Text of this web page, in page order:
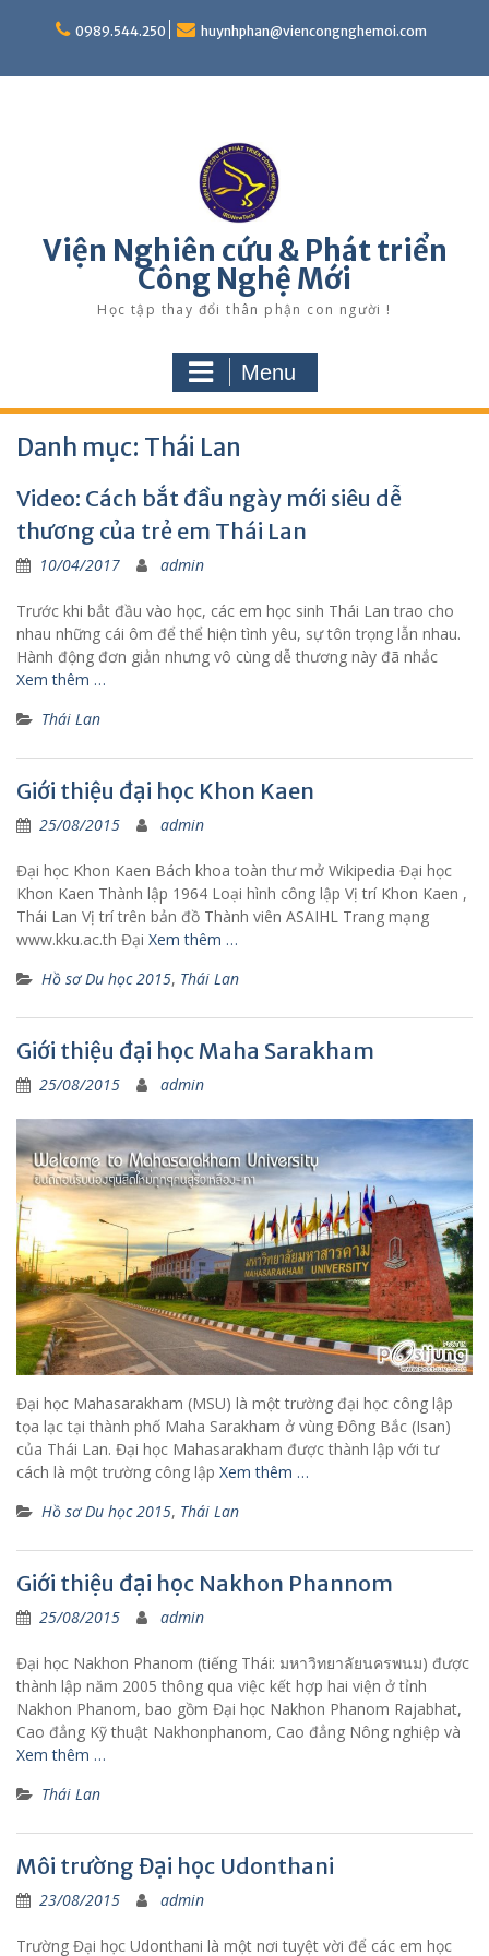
0989.544.250 huynhphan@viencongnghemoi.com
Viện Nghiên cứu & Phát triển
Công Nghệ Mới
Học tập thay đổi thân phận con người !
Menu
Danh mục: Thái Lan
Video: Cách bắt đầu ngày mới siêu dễ
thương của trẻ em Thái Lan
10/04/2017 admin
Trước khi bắt đầu vào học, các em học sinh Thái Lan trao cho
nhau những cái ôm để thể hiện tình yêu, sự tôn trọng lẫn nhau.
Hành động đơn giản nhưng vô cùng dễ thương này đã nhắc
Xem thêm …
Thái Lan
Giới thiệu đại học Khon Kaen
25/08/2015 admin
Đại học Khon Kaen Bách khoa toàn thư mở Wikipedia Đại học
Khon Kaen Thành lập 1964 Loại hình công lập Vị trí Khon Kaen ,
Thái Lan Vị trí trên bản đồ Thành viên ASAIHL Trang mạng
www.kku.ac.th Đại Xem thêm …
Hồ sơ Du học 2015, Thái Lan
Giới thiệu đại học Maha Sarakham
25/08/2015 admin
Đại học Mahasarakham (MSU) là một trường đại học công lập
tọa lạc tại thành phố Maha Sarakham ở vùng Đông Bắc (Isan)
của Thái Lan. Đại học Mahasarakham được thành lập với tư
cách là một trường công lập Xem thêm …
Hồ sơ Du học 2015, Thái Lan
Giới thiệu đại học Nakhon Phannom
25/08/2015 admin
Đại học Nakhon Phanom (tiếng Thái: มหาวิทยาลัยนครพนม) được
thành lập năm 2005 thông qua việc kết hợp hai viện ở tỉnh
Nakhon Phanom, bao gồm Đại học Nakhon Phanom Rajabhat,
Cao đẳng Kỹ thuật Nakhonphanom, Cao đẳng Nông nghiệp và
Xem thêm …
Thái Lan
Môi trường Đại học Udonthani
23/08/2015 admin
Trường Đại học Udonthani là một nơi tuyệt vời để các em học